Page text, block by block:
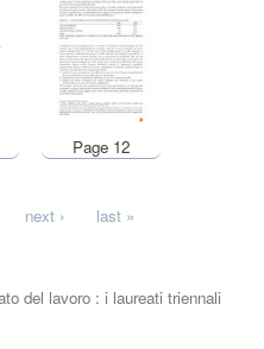
Page 12
next › last »
del lavoro : i laureati triennali